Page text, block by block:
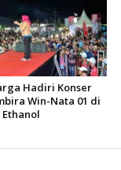
Hadiri Konser
Win-Nata 01 di